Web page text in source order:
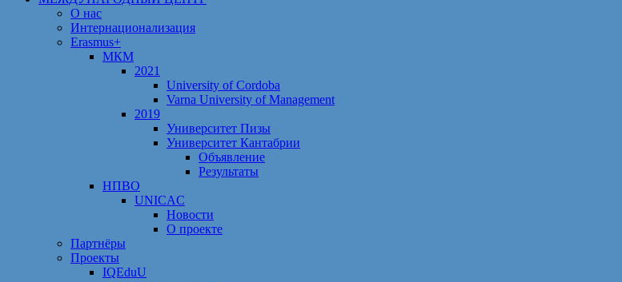
О нас
Интернационализация
Erasmus+
МКМ
2021
University of Cordoba
Varna University of Management
2019
Университет Пизы
Университет Кантабрии
Объявление
Результаты
НПВО
UNICAC
Новости
О проекте
Партнёры
Проекты
IQEduU